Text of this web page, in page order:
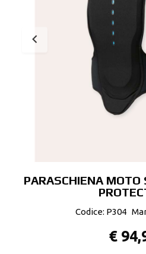
PARASCHIENA MOTO
Codice: P304
€